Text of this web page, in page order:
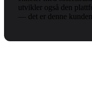
utvikler også den
— det er denne kunden